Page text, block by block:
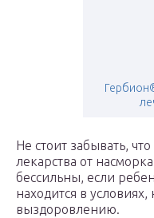
Не стоит забывать,
лекарства от
бессильны, если
находится в
выздоровлению.